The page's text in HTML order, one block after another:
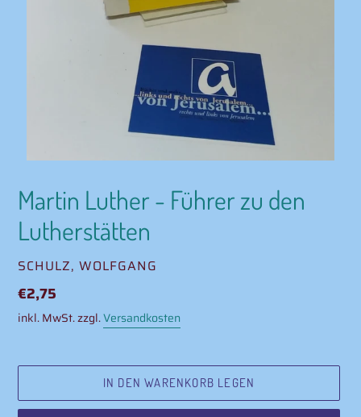
Martin Luther - Führer zu den
Lutherstätten
VERKÄUFER
SCHULZ, WOLFGANG
Normaler
Preis
€2,75
inkl. MwSt. zzgl.Versandkosten
IN DEN WARENKORB LEGEN